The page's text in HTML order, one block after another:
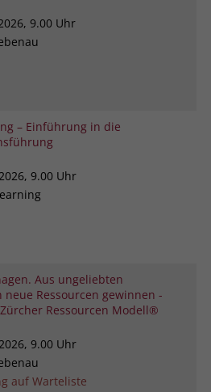
9.00 Uhr
– Einführung in die
9.00 Uhr
Aus ungeliebten
Ressourcen gewinnen -
Ressourcen Modell®
9.00 Uhr
auf Warteliste